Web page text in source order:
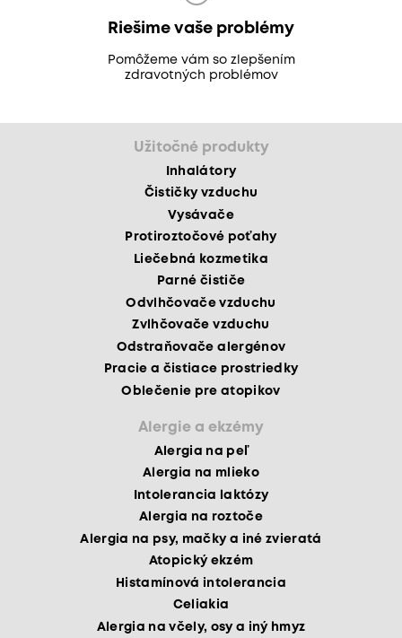
Riešime vaše problémy
Pomôžeme vám so zlepšením
zdravotných problémov
Užitočné produkty
Inhalátory
Čističky vzduchu
Vysávače
Protiroztočové poťahy
Liečebná kozmetika
Parné čističe
Odvlhčovače vzduchu
Zvlhčovače vzduchu
Odstraňovače alergénov
Pracie a čistiace prostriedky
Oblečenie pre atopikov
Alergie a ekzémy
Alergia na peľ
Alergia na mlieko
Intolerancia laktózy
Alergia na roztoče
Alergia na psy, mačky a iné zvieratá
Atopický ekzém
Histamínová intolerancia
Celiakia
Alergia na včely, osy a iný hmyz